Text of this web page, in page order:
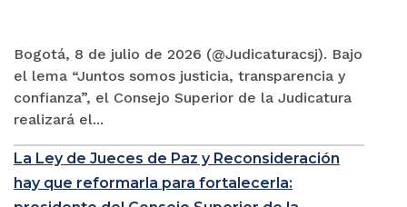
Bogotá, 8 de julio de 2026 (@Judicaturacsj). Bajo
el lema “Juntos somos justicia, transparencia y
confianza”, el Consejo Superior de la Judicatura
realizará el...
La Ley de Jueces de Paz y Reconsideración
hay que reformarla para fortalecerla: